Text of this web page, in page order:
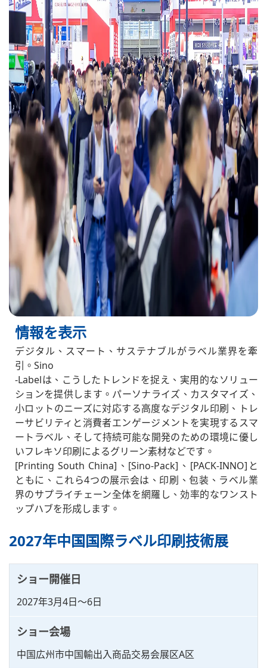
情報を表示
デジタル、スマート、サステナブルがラベル業界を牽
引。Sino
-Labelは、こうしたトレンドを捉え、実用的なソリュー
ションを提供します。パーソナライズ、カスタマイズ、
小ロットのニーズに対応する高度なデジタル印刷、トレ
ーサビリティと消費者エンゲージメントを実現するスマ
ートラベル、そして持続可能な開発のための環境に優し
いフレキソ印刷によるグリーン素材などです。
[Printing South China]、[Sino-Pack]、[PACK-INNO]と
ともに、これら4つの展示会は、印刷、包装、ラベル業
界のサプライチェーン全体を網羅し、効率的なワンスト
ップハブを形成します。
2027年中国国際ラベル印刷技術展
ショー開催日
2027年3月4日～6日
ショー会場
中国広州市中国輸出入商品交易会展区A区